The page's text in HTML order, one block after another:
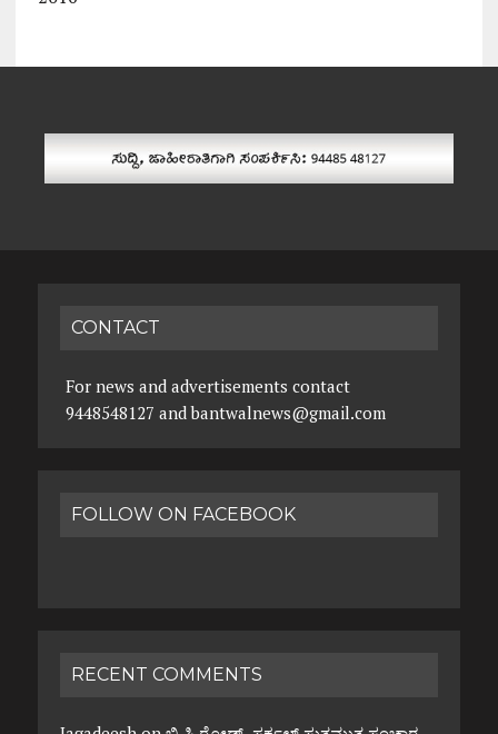
CONTACT
For news and advertisements contact
9448548127 and bantwalnews@gmail.com
FOLLOW ON FACEBOOK
RECENT COMMENTS